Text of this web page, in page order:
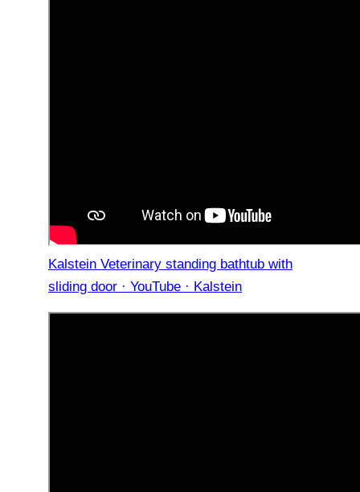
Kalstein Veterinary standing bathtub with
sliding door · YouTube · Kalstein